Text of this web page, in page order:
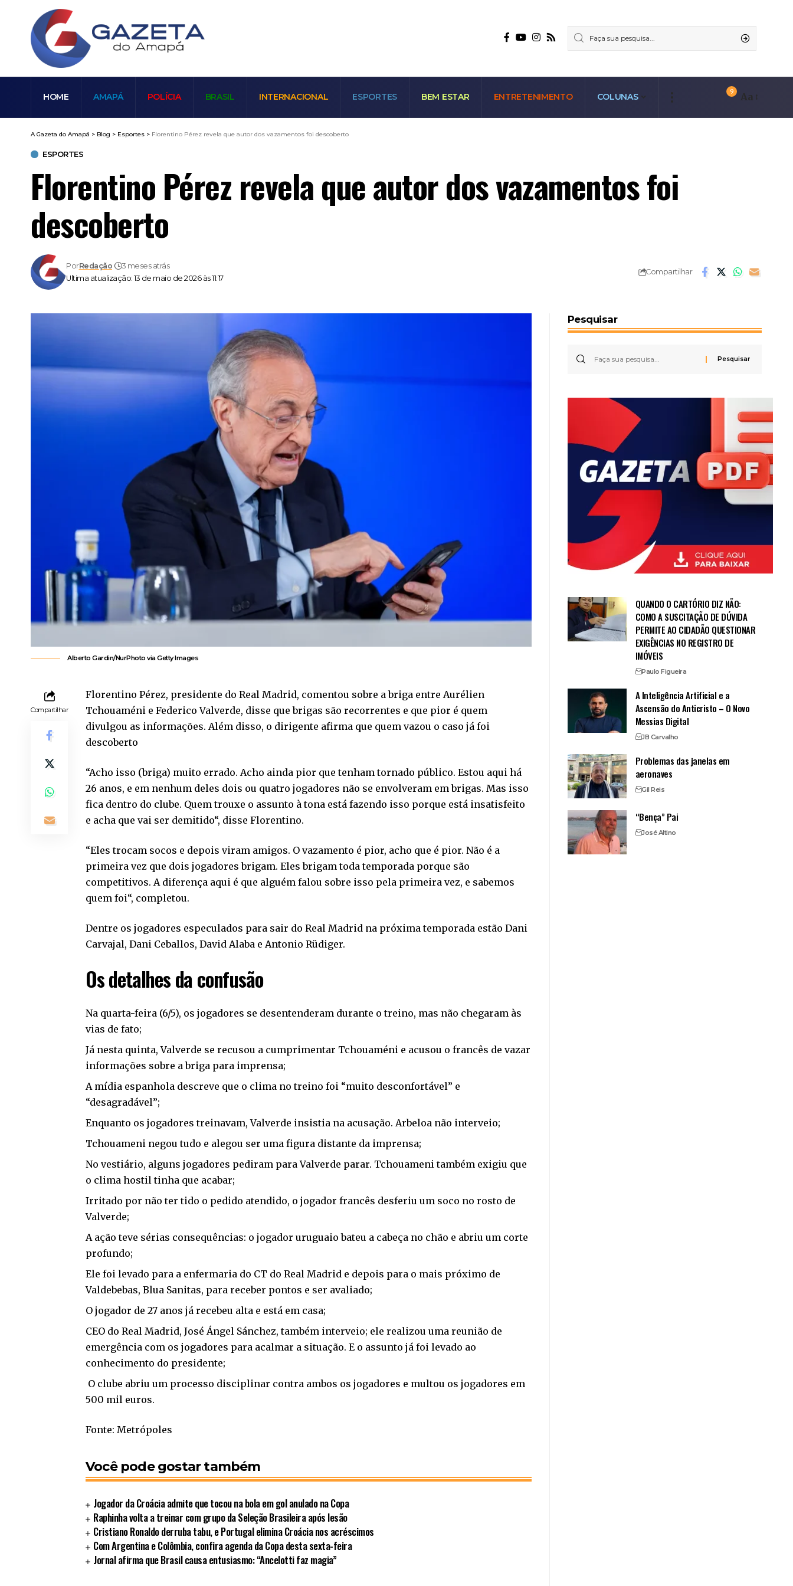
HOME AMAPÁ POLÍCIA BRASIL INTERNACIONAL ESPORTES BEM ESTAR ENTRETENIMENTO COLUNAS
9 Aa
A Gazeta do Amapá > Blog > Esportes > Florentino Pérez revela que autor dos vazamentos foi descoberto
ESPORTES
Florentino Pérez revela que autor dos vazamentos foi
descoberto
Ultima atualização: 13 de maio de 2026 às 11:17
PorRedação 3 meses atrás
Compartilhar
Alberto Gardin/NurPhoto via Getty Images
Compartilhar
Florentino Pérez, presidente do Real Madrid, comentou sobre a briga entre Aurélien
Tchouaméni e Federico Valverde, disse que brigas são recorrentes e que pior é quem
divulgou as informações. Além disso, o dirigente afirma que quem vazou o caso já foi
descoberto
“Acho isso (briga) muito errado. Acho ainda pior que tenham tornado público. Estou aqui há
26 anos, e em nenhum deles dois ou quatro jogadores não se envolveram em brigas. Mas isso
fica dentro do clube. Quem trouxe o assunto à tona está fazendo isso porque está insatisfeito
e acha que vai ser demitido“, disse Florentino.
“Eles trocam socos e depois viram amigos. O vazamento é pior, acho que é pior. Não é a
primeira vez que dois jogadores brigam. Eles brigam toda temporada porque são
competitivos. A diferença aqui é que alguém falou sobre isso pela primeira vez, e sabemos
quem foi“, completou.
Dentre os jogadores especulados para sair do Real Madrid na próxima temporada estão Dani
Carvajal, Dani Ceballos, David Alaba e Antonio Rüdiger.
Os detalhes da confusão
Na quarta-feira (6/5), os jogadores se desentenderam durante o treino, mas não chegaram às
vias de fato;
Já nesta quinta, Valverde se recusou a cumprimentar Tchouaméni e acusou o francês de vazar
informações sobre a briga para imprensa;
A mídia espanhola descreve que o clima no treino foi “muito desconfortável” e
“desagradável”;
Enquanto os jogadores treinavam, Valverde insistia na acusação. Arbeloa não interveio;
Tchouameni negou tudo e alegou ser uma figura distante da imprensa;
No vestiário, alguns jogadores pediram para Valverde parar. Tchouameni também exigiu que
o clima hostil tinha que acabar;
Irritado por não ter tido o pedido atendido, o jogador francês desferiu um soco no rosto de
Valverde;
A ação teve sérias consequências: o jogador uruguaio bateu a cabeça no chão e abriu um corte
profundo;
Ele foi levado para a enfermaria do CT do Real Madrid e depois para o mais próximo de
Valdebebas, Blua Sanitas, para receber pontos e ser avaliado;
O jogador de 27 anos já recebeu alta e está em casa;
CEO do Real Madrid, José Ángel Sánchez, também interveio; ele realizou uma reunião de
emergência com os jogadores para acalmar a situação. E o assunto já foi levado ao
conhecimento do presidente;
O clube abriu um processo disciplinar contra ambos os jogadores e multou os jogadores em
500 mil euros.
Fonte: Metrópoles
Você pode gostar também
Jogador da Croácia admite que tocou na bola em gol anulado na Copa
Raphinha volta a treinar com grupo da Seleção Brasileira após lesão
Cristiano Ronaldo derruba tabu, e Portugal elimina Croácia nos acréscimos
Com Argentina e Colômbia, confira agenda da Copa desta sexta-feira
Jornal afirma que Brasil causa entusiasmo: “Ancelotti faz magia”
Pesquisar
QUANDO O CARTÓRIO DIZ NÃO:
COMO A SUSCITAÇÃO DE DÚVIDA
PERMITE AO CIDADÃO QUESTIONAR
EXIGÊNCIAS NO REGISTRO DE
IMÓVEIS
Paulo Figueira
A Inteligência Artificial e a
Ascensão do Anticristo – O Novo
Messias Digital
JB Carvalho
Problemas das janelas em
aeronaves
Gil Reis
“Bença” Pai
José Altino